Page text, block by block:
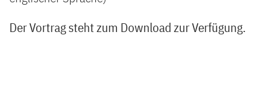
Der Vortrag steht zum Download zur Verfügung.